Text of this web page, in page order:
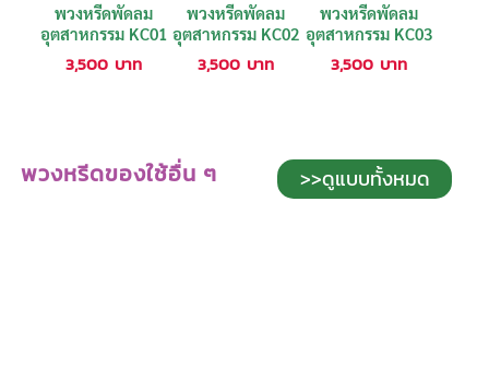
พวงหรีดพัดลม
อุตสาหกรรม KC01
3,500 บาท
พวงหรีดพัดลม
อุตสาหกรรม KC02
3,500 บาท
พวงหรีดพัดลม
อุตสาหกรรม KC03
3,500 บาท
พวงหรีดของใช้อื่น ๆ >>ดูแบบทั้งหมด